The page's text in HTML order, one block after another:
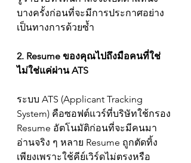
บางครั้งก่อนที่จะมีการประกาศอย่าง
เป็นทางการด้วยซ้ำ
2. Resume ของคุณไปถึงมือคนที่ใช่
ไม่ใช่แค่ผ่าน ATS
ระบบ ATS (Applicant Tracking
System) คือซอฟต์แวร์ที่บริษัทใช้กรอง
Resume อัตโนมัติก่อนที่จะมีคนมา
อ่านจริง ๆ หลาย Resume ถูกตัดทิ้ง
เพียงเพราะใช้คีย์เวิร์ดไม่ตรงหรือ